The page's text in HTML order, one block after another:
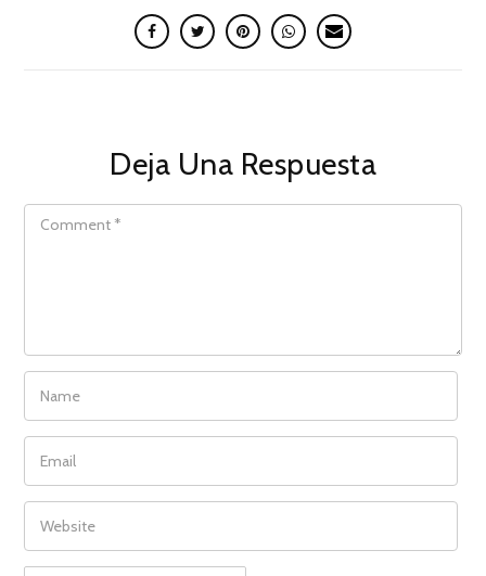
Deja Una Respuesta
COMMENT
NAME
EMAIL
WEBSITE